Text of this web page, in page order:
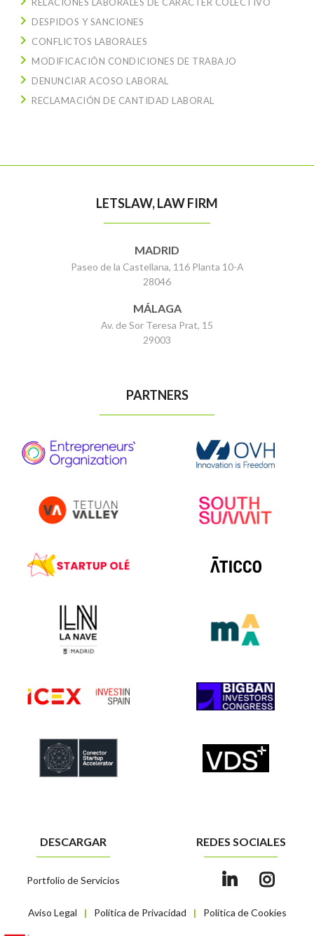
DESPIDOS Y SANCIONES
CONFLICTOS LABORALES
MODIFICACIÓN CONDICIONES DE TRABAJO
DENUNCIAR ACOSO LABORAL
RECLAMACIÓN DE CANTIDAD LABORAL
LETSLAW, LAW FIRM
MADRID
Paseo de la Castellana, 116 Planta 10-A
28046
MÁLAGA
Av. de Sor Teresa Prat, 15
29003
PARTNERS
Aviso Legal | Política de Privacidad | Política de Cookies
DESCARGAR
Portfolio de Servicios
REDES SOCIALES